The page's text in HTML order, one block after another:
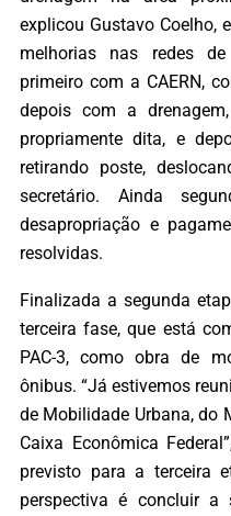
explicou Gustavo Coelho,
melhorias nas redes
primeiro com a CAERN,
depois com a
propriamente dita, e
retirando poste,
secretário. Ainda
desapropriação e
resolvidas.
Finalizada a segunda
terceira fase, que está
PAC-3, como obra de
ônibus. “Já estivemos
de Mobilidade Urbana, do
Caixa Econômica
previsto para a terceira
perspectiva é concluir